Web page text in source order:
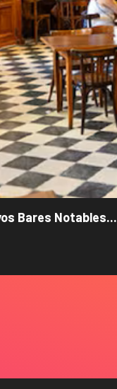
Bares Notables...